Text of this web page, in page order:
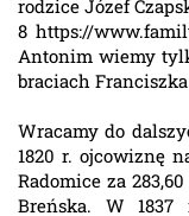
rodzice Józef
8 https://
Antonim wiemy
braciach
Wracamy do
1820 r. ojcowiznę
Radomice za
Breńska. W 1837